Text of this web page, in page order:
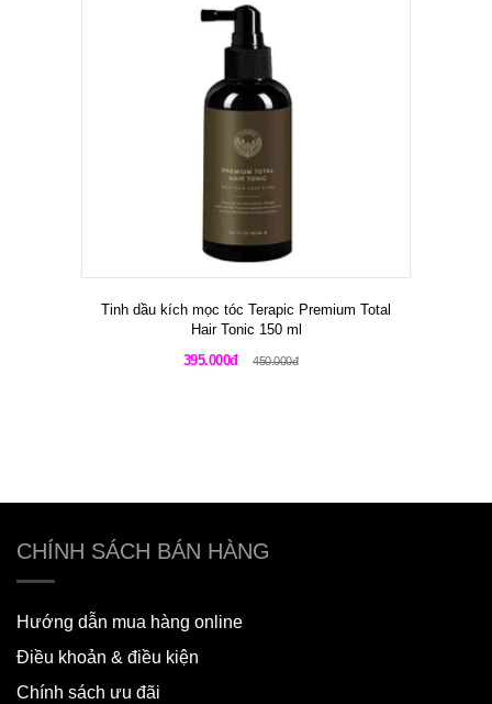
Tinh dầu kích mọc tóc Terapic Premium Total
Hair Tonic 150 ml
395.000đ
450.000đ
CHÍNH SÁCH BÁN HÀNG
Hướng dẫn mua hàng online
Điều khoản & điều kiện
Chính sách ưu đãi